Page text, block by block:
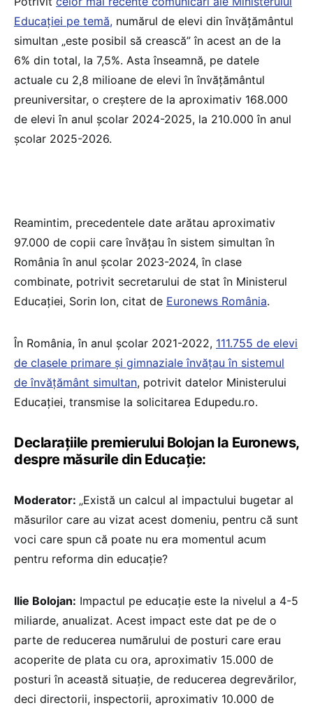
Educației pe temă, numărul de elevi din învățământul
simultan „este posibil să crească” în acest an de la
6% din total, la 7,5%. Asta înseamnă, pe datele
actuale cu 2,8 milioane de elevi în învățământul
preuniversitar, o creștere de la aproximativ 168.000
de elevi în anul școlar 2024-2025, la 210.000 în anul
școlar 2025-2026.
Reamintim, precedentele date arătau aproximativ
97.000 de copii care învățau în sistem simultan în
România în anul școlar 2023-2024, în clase
combinate, potrivit secretarului de stat în Ministerul
Educației, Sorin Ion, citat de Euronews România.
În România, în anul școlar 2021-2022, 111.755 de elevi
de clasele primare și gimnaziale învățau în sistemul
de învățământ simultan, potrivit datelor Ministerului
Educației, transmise la solicitarea Edupedu.ro.
Declarațiile premierului Bolojan la Euronews,
despre măsurile din Educație:
Moderator: „Există un calcul al impactului bugetar al
măsurilor care au vizat acest domeniu, pentru că sunt
voci care spun că poate nu era momentul acum
pentru reforma din educație?
Ilie Bolojan: Impactul pe educație este la nivelul a 4-5
miliarde, anualizat. Acest impact este dat pe de o
parte de reducerea numărului de posturi care erau
acoperite de plata cu ora, aproximativ 15.000 de
posturi în această situație, de reducerea degrevărilor,
deci directorii, inspectorii, aproximativ 10.000 de